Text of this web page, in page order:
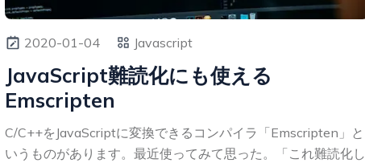
2020-01-04 Javascript
JavaScript難読化にも使える
Emscripten
C/C++をJavaScriptに変換できるコンパイラ「Emscripten」と
いうものがあります。最近使ってみて思った。「これ難読化し